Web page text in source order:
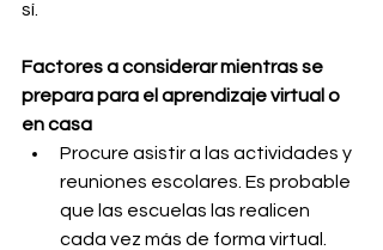
sí.
Factores a considerar mientras se
prepara para el aprendizaje virtual o
en casa
Procure asistir a las actividades y
reuniones escolares. Es probable
que las escuelas las realicen
cada vez más de forma virtual.